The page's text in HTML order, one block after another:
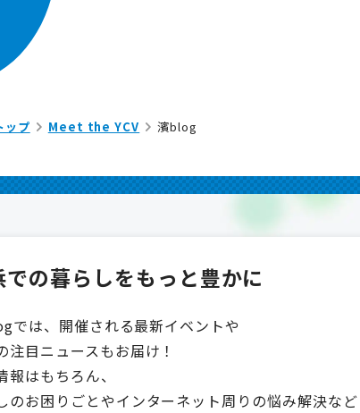
ップ Meet the YCV 濱blog
での暮らしをもっと豊かに
では、開催される最新イベントや
注目ニュースもお届け！
報はもちろん、
のお困りごとやインターネット周りの悩み解決など